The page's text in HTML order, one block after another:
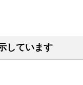
しています